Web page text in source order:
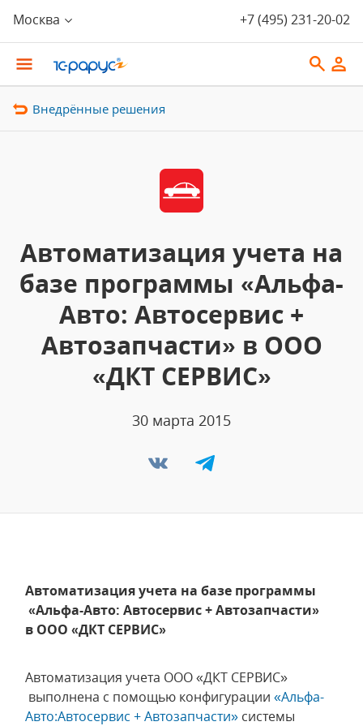
Москва +7 (495) 231-20-02
Внедрённые решения
Автоматизация учета на
базе программы «Альфа-
Авто: Автосервис +
Автозапчасти» в ООО
«ДКТ СЕРВИС»
30 марта 2015
Автоматизация учета на базе программы
«Альфа-Авто: Автосервис + Автозапчасти»
в ООО «ДКТ СЕРВИС»
Автоматизация учета ООО «ДКТ СЕРВИС»
выполнена с помощью конфигурации «Альфа-
Авто:Автосервис + Автозапчасти» системы